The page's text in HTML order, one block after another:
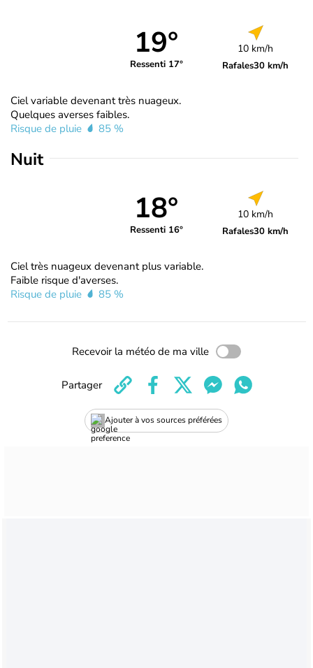
19°
Ressenti 17°
10 km/h
Rafales30 km/h
Ciel variable devenant très nuageux.
Quelques averses faibles.
Risque de pluie
85 %
Nuit
18°
Ressenti 16°
10 km/h
Rafales30 km/h
Ciel très nuageux devenant plus variable.
Faible risque d'averses.
Risque de pluie
85 %
Recevoir la météo de ma ville
Ajouter à vos sources préférées
Partager